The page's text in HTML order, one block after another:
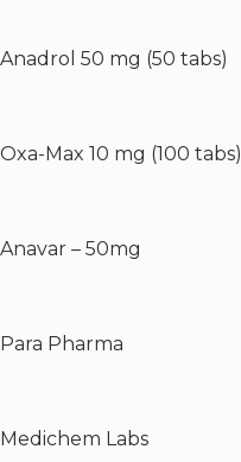
Anadrol 50 mg (50 tabs)
Oxa-Max 10 mg (100 tabs)
Anavar – 50mg
Para Pharma
Medichem Labs